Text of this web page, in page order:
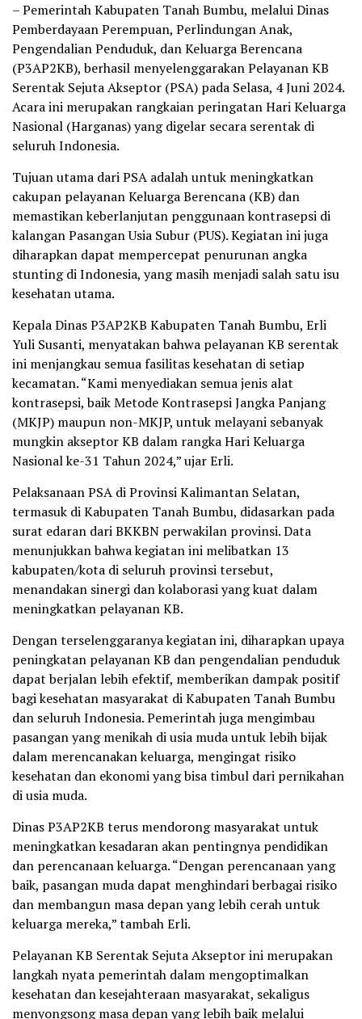
– Pemerintah Kabupaten Tanah Bumbu, melalui Dinas
Pemberdayaan Perempuan, Perlindungan Anak,
Pengendalian Penduduk, dan Keluarga Berencana
(P3AP2KB), berhasil menyelenggarakan Pelayanan KB
Serentak Sejuta Akseptor (PSA) pada Selasa, 4 Juni 2024.
Acara ini merupakan rangkaian peringatan Hari Keluarga
Nasional (Harganas) yang digelar secara serentak di
seluruh Indonesia.
Tujuan utama dari PSA adalah untuk meningkatkan
cakupan pelayanan Keluarga Berencana (KB) dan
memastikan keberlanjutan penggunaan kontrasepsi di
kalangan Pasangan Usia Subur (PUS). Kegiatan ini juga
diharapkan dapat mempercepat penurunan angka
stunting di Indonesia, yang masih menjadi salah satu isu
kesehatan utama.
Kepala Dinas P3AP2KB Kabupaten Tanah Bumbu, Erli
Yuli Susanti, menyatakan bahwa pelayanan KB serentak
ini menjangkau semua fasilitas kesehatan di setiap
kecamatan. “Kami menyediakan semua jenis alat
kontrasepsi, baik Metode Kontrasepsi Jangka Panjang
(MKJP) maupun non-MKJP, untuk melayani sebanyak
mungkin akseptor KB dalam rangka Hari Keluarga
Nasional ke-31 Tahun 2024,” ujar Erli.
Pelaksanaan PSA di Provinsi Kalimantan Selatan,
termasuk di Kabupaten Tanah Bumbu, didasarkan pada
surat edaran dari BKKBN perwakilan provinsi. Data
menunjukkan bahwa kegiatan ini melibatkan 13
kabupaten/kota di seluruh provinsi tersebut,
menandakan sinergi dan kolaborasi yang kuat dalam
meningkatkan pelayanan KB.
Dengan terselenggaranya kegiatan ini, diharapkan upaya
peningkatan pelayanan KB dan pengendalian penduduk
dapat berjalan lebih efektif, memberikan dampak positif
bagi kesehatan masyarakat di Kabupaten Tanah Bumbu
dan seluruh Indonesia. Pemerintah juga mengimbau
pasangan yang menikah di usia muda untuk lebih bijak
dalam merencanakan keluarga, mengingat risiko
kesehatan dan ekonomi yang bisa timbul dari pernikahan
di usia muda.
Dinas P3AP2KB terus mendorong masyarakat untuk
meningkatkan kesadaran akan pentingnya pendidikan
dan perencanaan keluarga. “Dengan perencanaan yang
baik, pasangan muda dapat menghindari berbagai risiko
dan membangun masa depan yang lebih cerah untuk
keluarga mereka,” tambah Erli.
Pelayanan KB Serentak Sejuta Akseptor ini merupakan
langkah nyata pemerintah dalam mengoptimalkan
kesehatan dan kesejahteraan masyarakat, sekaligus
menyongsong masa depan yang lebih baik melalui